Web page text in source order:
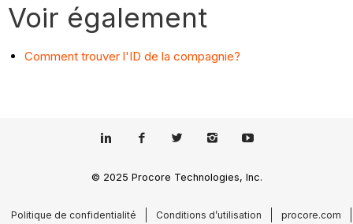
Voir également
Comment trouver l'ID de la compagnie?
© 2025 Procore Technologies, Inc.
Politique de confidentialité Conditions d’utilisation procore.com